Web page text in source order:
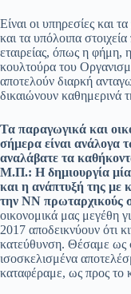
Είναι οι υπηρεσίες και
και τα υπόλοιπα
εταιρείας, όπως η φήμη,
κουλτούρα του
αποτελούν διαρκή
δικαιώνουν καθημερινά
Τα παραγωγικά και
σήμερα είναι ανάλογα
αναλάβατε τα
Μ.Π.: Η δημιουργία
και η ανάπτυξή της με
την NN πρωταρχικούς
οικονομικά μας μεγέθη
2017 αποδεικνύουν ότι
κατεύθυνση. Θέσαμε ως
ισοσκελισμένα
καταφέραμε, ως προς το